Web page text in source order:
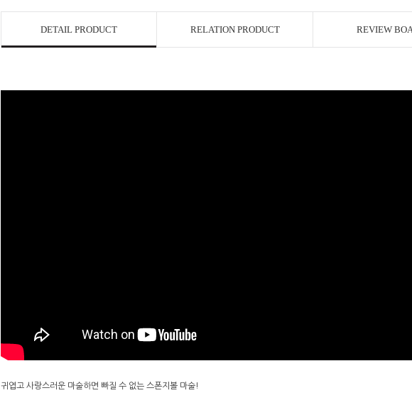
DETAIL PRODUCT RELATION PRODUCT REVIEW
귀엽고 사랑스러운 마술하면 빠질 수 없는 스폰지볼 마술!